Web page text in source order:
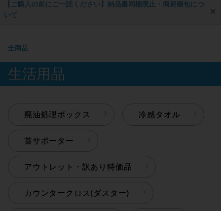
【ご購入の前にご一読ください】納品書同梱廃止・簡易梱包につ
いて
全商品
生活用品
廃油処理ボックス 冷感タオル
首サポーター
アウトレット・訳あり特価品
カウンタークロス(ダスター)